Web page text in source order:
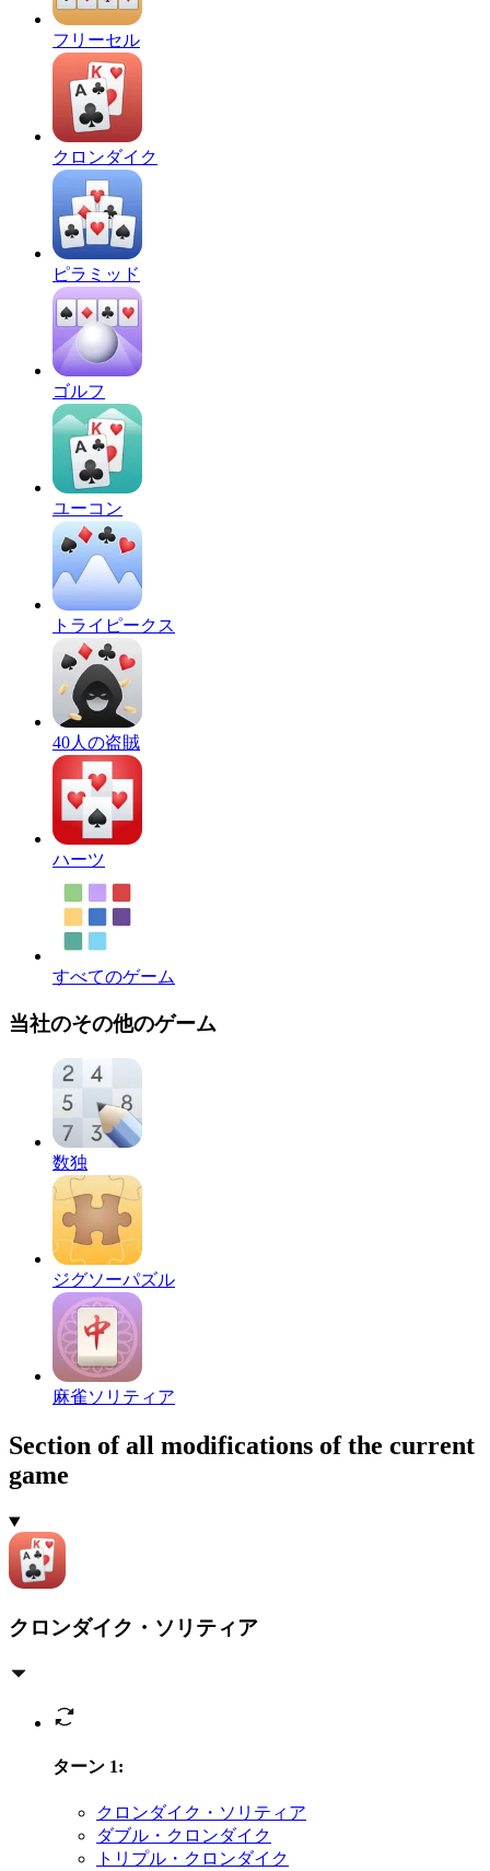
フリーセル
クロンダイク
ピラミッド
ゴルフ
ユーコン
トライピークス
40人の盗賊
ハーツ
すべてのゲーム
当社のその他のゲーム
数独
ジグソーパズル
麻雀ソリティア
Section of all modifications of the current
game
クロンダイク・ソリティア
ターン 1:
クロンダイク・ソリティア
ダブル・クロンダイク
トリプル・クロンダイク